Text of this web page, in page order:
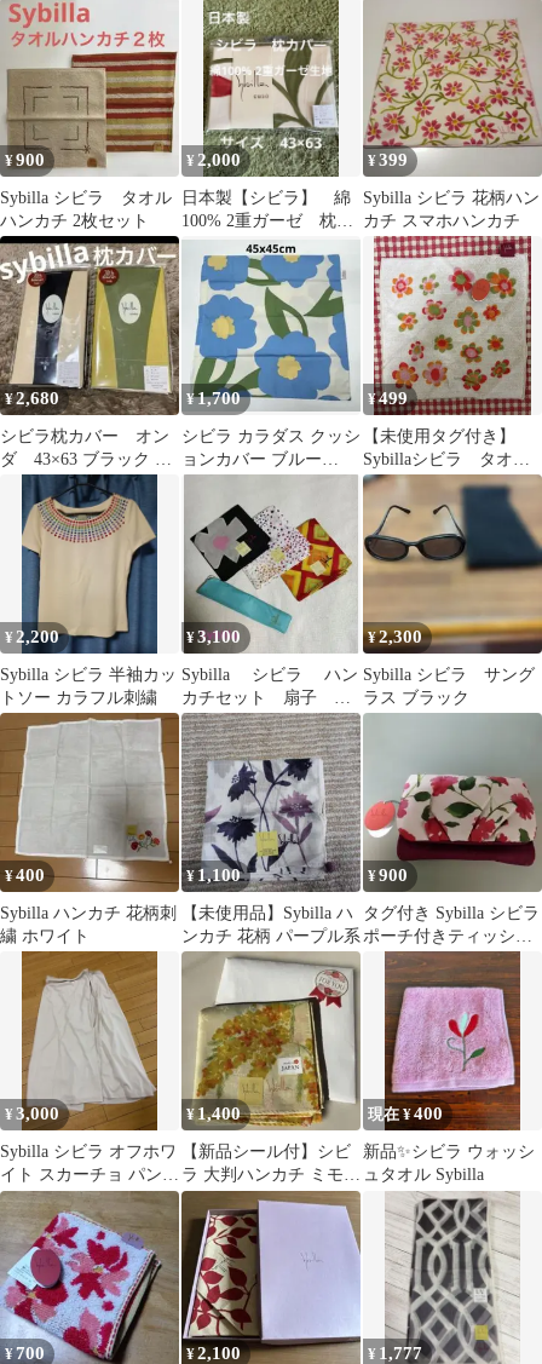
花柄刺繍 日本製 ロン
グ 綿100%
¥900
Sybilla シビラ タオル
ハンカチ 2枚セット
¥ 2,000
日本製【シビラ】 綿
100% 2重ガーゼ 枕カ
バー 43×63フローレス
BE
¥399
Sybilla シビラ 花柄ハン
カチ スマホハンカチ
¥2,680
シビラ枕カバー オン
ダ 43×63 ブラック グ
リーン 2点
¥1,700
シビラ カラダス クッシ
ョンカバー ブルー
¥499
【未使用タグ付き】
Sybillaシビラ タオル
ハンカチ
¥ 2,200
Sybilla シビラ 半袖カッ
トソー カラフル刺繍
¥3,100
Sybilla シビラ ハン
カチセット 扇子 ホ
コモモラ
¥2,300
Sybilla シビラ サング
ラス ブラック
¥400
Sybilla ハンカチ 花柄刺
繍 ホワイト
¥1,100
【未使用品】Sybilla ハ
ンカチ 花柄 パープル系
¥900
タグ付き Sybilla シビラ
ポーチ付きティッシュ
ケース
¥3,000
Sybilla シビラ オフホワ
イト スカーチョ パンツ
スカート
¥1,400
【新品シール付】シビ
ラ 大判ハンカチ ミモザ
柄 イエロー 綿100% 日
本製
現在 ¥400
新品✨シビラ ウォッシ
ュタオル Sybilla
¥700 ¥2,100 ¥ 1,777